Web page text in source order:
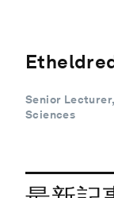
Senior
Sciences